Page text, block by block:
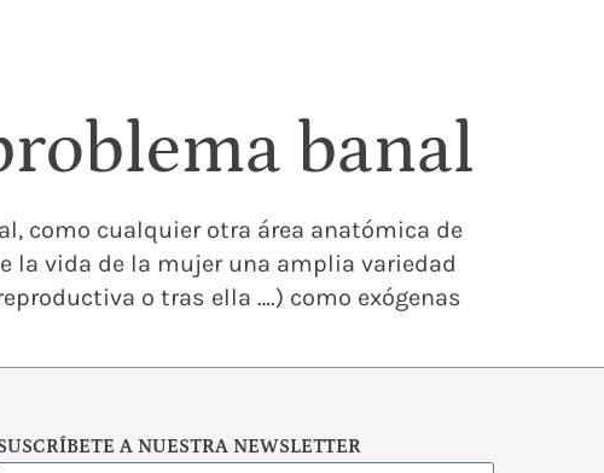
banal
como cualquier otra área anatómica de
la vida de la mujer una amplia variedad
o tras ella ….) como exógenas
A NUESTRA NEWSLETTER